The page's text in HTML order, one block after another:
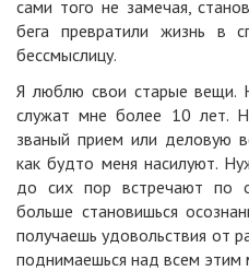
сами того не замечая,
бега превратили жизнь в
бессмыслицу.
Я люблю свои старые вещи.
служат мне более 10 лет.
званый прием или деловую
как будто меня насилуют.
до сих пор встречают по
больше становишься
получаешь удовольствия от
поднимаешься над всем этим